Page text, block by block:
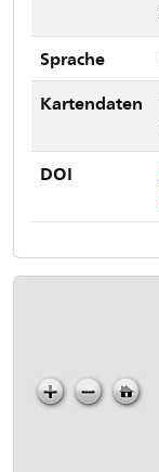
Sprache
Kartendaten
DOI